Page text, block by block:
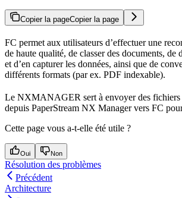
Copier la pageCopier la page
FC permet aux utilisateurs d’effectuer une
de haute qualité, de classer des documents, de
et d’en capturer les données, ainsi que de
différents formats (par ex. PDF indexable).
Le NXMANAGER sert à envoyer des fichiers
depuis PaperStream NX Manager vers FC
Cette page vous a-t-elle été utile ?
Oui Non
Résolution des problèmes
Précédent
Architecture